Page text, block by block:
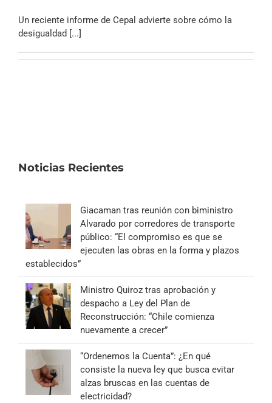
Archivo Sonoro
Un reciente informe de Cepal advierte sobre cómo la
desigualdad [...]
Noticias Recientes
Giacaman tras reunión con biministro
Alvarado por corredores de transporte
público: “El compromiso es que se
ejecuten las obras en la forma y plazos
establecidos”
Ministro Quiroz tras aprobación y
despacho a Ley del Plan de
Reconstrucción: “Chile comienza
nuevamente a crecer”
“Ordenemos la Cuenta”: ¿En qué
consiste la nueva ley que busca evitar
alzas bruscas en las cuentas de
electricidad?